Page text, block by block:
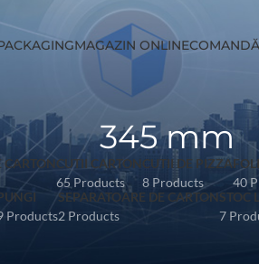
MAGAZIN ONLINE
345 mm
CARTONCUTII CARTON
65 Products
CUTII DE PIZZA
8 Products
40
Products
SEPARATOARE DE CARTON
2 Products
STOC
7